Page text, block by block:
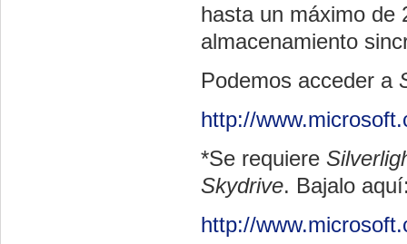
hasta un máximo de
almacenamiento
Podemos acceder a
http://
*Se requiere
Skydrive. Bajalo
http://